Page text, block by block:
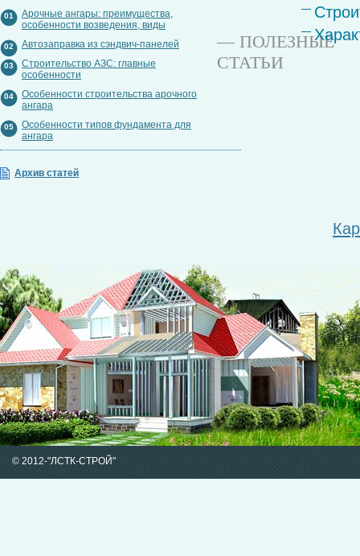
— ПОЛЕЗНЫЕ
СТАТЬИ
01
Арочные ангары: преимущества,
особенности возведения, виды
02 Автозаправка из сэндвич-панелей
03
Строительство АЗС: главные
особенности
04
Особенности строительства арочного
ангара
05
Особенности типов фундамента для
ангара
Архив статей
© 2012-"ЛСТК-СТРОЙ"